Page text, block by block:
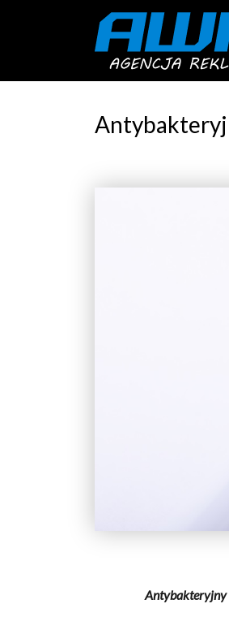
Antybakteryjny